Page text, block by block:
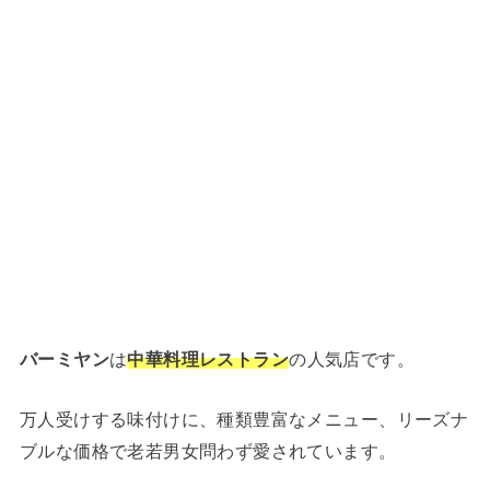
バーミヤンは中華料理レストランの人気店です。
万人受けする味付けに、種類豊富なメニュー、リーズナ
ブルな価格で老若男女問わず愛されています。